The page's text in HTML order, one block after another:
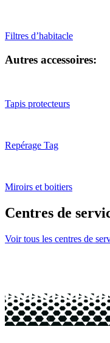
Filtres d’habitacle
Autres accessoires:
Tapis protecteurs
Repérage Tag
Miroirs et boitiers
Centres de
Voir tous les centres de